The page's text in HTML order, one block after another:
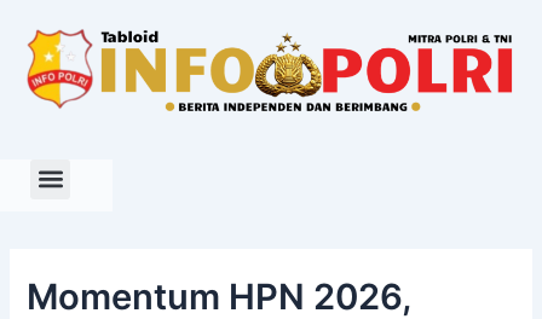
content
Momentum HPN 2026,